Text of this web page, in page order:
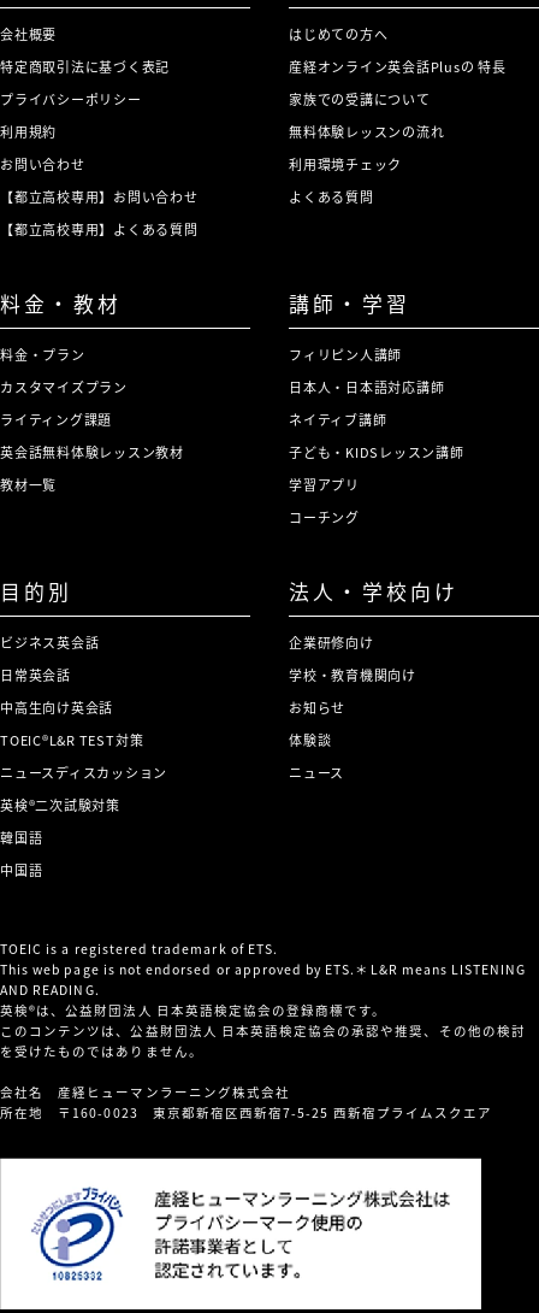
会社概要
特定商取引法に基づく表記
プライバシーポリシー
利用規約
お問い合わせ
【都立高校専用】お問い合わせ
【都立高校専用】よくある質問
はじめての方へ
産経オンライン英会話Plusの 特長
家族での受講について
無料体験レッスンの流れ
利用環境チェック
よくある質問
料金・教材
料金・プラン
カスタマイズプラン
ライティング課題
英会話無料体験レッスン教材
教材一覧
講師・学習
フィリピン人講師
日本人・日本語対応講師
ネイティブ講師
子ども・KIDSレッスン講師
学習アプリ
コーチング
目的別
ビジネス英会話
日常英会話
中高生向け英会話
TOEIC®L&R TEST対策
ニュースディスカッション
英検®二次試験対策
韓国語
中国語
法人・学校向け
企業研修向け
学校・教育機関向け
お知らせ
体験談
ニュース
TOEIC is a registered trademark of ETS.
This web page is not endorsed or approved by ETS.＊L&R means LISTENING
AND READING.
英検®は、公益財団法人 日本英語検定協会の登録商標です。
このコンテンツは、公益財団法人 日本英語検定協会の承認や推奨、その他の検討
を受けたものではありません。
会社名 産経ヒューマンラーニング株式会社
所在地 〒160-0023 東京都新宿区西新宿7-5-25 西新宿プライムスクエア